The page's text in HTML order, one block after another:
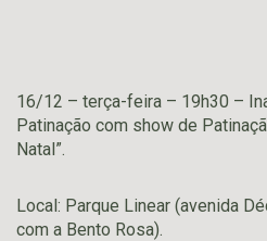
16/12 – terça-feira – 19h30 –
Patinação com show de
Natal”.
Local: Parque Linear (avenida
com a Bento Rosa).